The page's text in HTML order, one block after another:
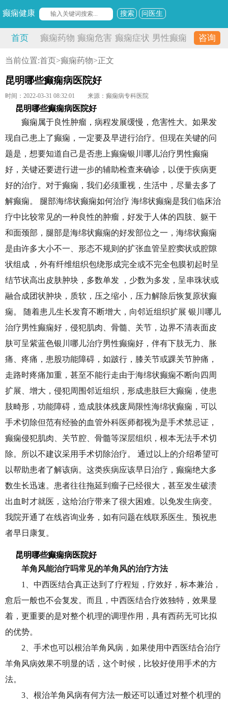
癫痫健康 搜索 问医生
首页 癫痫药物 癫痫危害 癫痫症状 男性癫痫 咨询
当前位置:首页>癫痫药物>正文
昆明哪些癫痫病医院好
时间：2022-03-31 08:32:01 来源：癫痫病专科医院
昆明哪些癫痫病医院好
癫痫属于良性肿瘤，病程发展缓慢，危害性大。如果发
现自己患上了癫痫，一定要及早进行治疗。但现在关键的问
题是，想要知道自己是否患上癫痫银川哪儿治疗男性癫痫
好，关键还要进行进一步的辅助检查来确诊，以便于疾病更
好的治疗。对于癫痫，我们必须重视，生活中，尽量去多了
解癫痫。 腿部海绵状癫痫如何治疗 海绵状癫痫是我们临床治
疗中比较常见的一种良性的肿瘤，好发于人体的四肢、躯干
和面颈部，腿部是海绵状癫痫的好发部位之一，海绵状癫痫
是由许多大小不一、形态不规则的扩张血管呈腔窦状或腔隙
状组成 ，外有纤维组织包绕形成完全或不完全包膜初起时呈
结节状高出皮肤肿块，多数单发 ，少数为多发，呈串珠状或
融合成团状肿块，质软，压之缩小，压力解除后恢复原状癫
痫。 随着患儿生长发育不断增大，向邻近组织扩展 银川哪儿
治疗男性癫痫好，侵犯肌肉、骨髓、关节，边界不清表面皮
肤可呈紫蓝色银川哪儿治疗男性癫痫好，伴有下肢无力、胀
痛、疼痛，患股功能障碍，如跛行，膝关节或踝关节肿痛，
走路时疼痛加重，甚至不能行走由于海绵状癫痫不断向四周
扩展、增大，侵犯周围邻近组织，形成患肢巨大癫痫，使患
肢畸形，功能障碍，造成肢体残废局限性海绵状癫痫，可以
手术切除但范有经验的血管外科医师都视为是手术禁忌证，
癫痫侵犯肌肉、关节腔、骨髓等深层组织，根本无法手术切
除。所以不建议采用手术切除治疗。 通过以上的介绍希望可
以帮助患者了解该病。这类疾病应该早日治疗，癫痫绝大多
数生长迅速。患者往往拖延到瘤子已经很大，甚至发生破溃
出血时才就医，这给治疗带来了很大困难。以免发生病变。
我院开通了在线咨询业务，如有问题在线联系医生。预祝患
者早日康复。
昆明哪些癫痫病医院好
羊角风能治疗吗常见的羊角风的治疗方法
1、中西医结合真正达到了疗程短，疗效好，标本兼治，
愈后一般也不会复发。而且，中西医结合疗效独特，效果显
着，更重要的是对整个机理的调理作用，具有西药无可比拟
的优势。
2、手术也可以根治羊角风病，如果使用中西医结合治疗
羊角风病效果不明显的话，这个时候，比较好使用手术的方
法。
3、根治羊角风病有何方法一般还可以通过对整个机理的